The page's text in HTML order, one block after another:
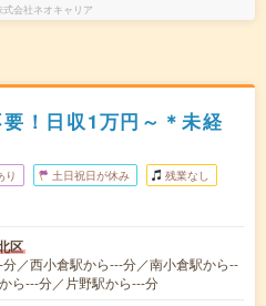
式会社ネオキャリア
！日収1万円～＊未経
り 土日祝日が休み 残業なし
区
／西小倉駅から---分／南小倉駅から--
ら---分／片野駅から---分